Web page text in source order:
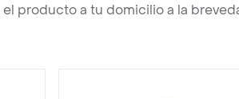
producto a tu domicilio a la